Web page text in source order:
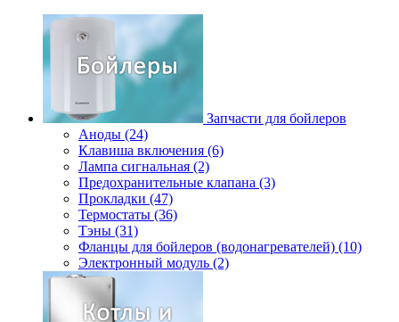
Запчасти для бойлеров
Аноды (24)
Клавиша включения (6)
Лампа сигнальная (2)
Предохранительные клапана (3)
Прокладки (47)
Термостаты (36)
Тэны (31)
Фланцы для бойлеров (водонагревателей) (10)
Электронный модуль (2)